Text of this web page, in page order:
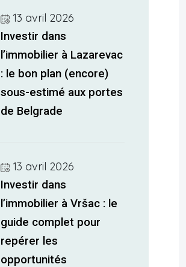
13 avril 2026
Investir dans
l’immobilier à Lazarevac
: le bon plan (encore)
sous-estimé aux portes
de Belgrade
13 avril 2026
Investir dans
l’immobilier à Vršac : le
guide complet pour
repérer les
opportunités